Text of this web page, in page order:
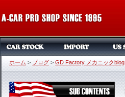
ホーム > ブログ > GD Factory メカニックblog